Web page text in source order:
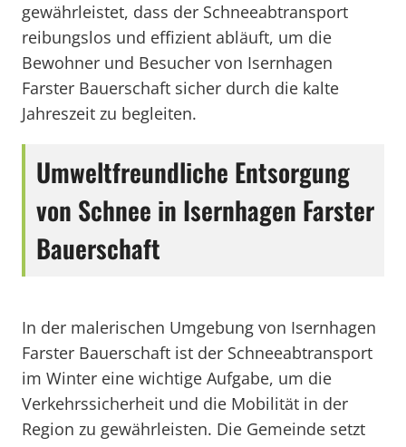
gewährleistet, dass der Schneeabtransport
reibungslos und effizient abläuft, um die
Bewohner und Besucher von Isernhagen
Farster Bauerschaft sicher durch die kalte
Jahreszeit zu begleiten.
Umweltfreundliche Entsorgung
von Schnee in Isernhagen Farster
Bauerschaft
In der malerischen Umgebung von Isernhagen
Farster Bauerschaft ist der Schneeabtransport
im Winter eine wichtige Aufgabe, um die
Verkehrssicherheit und die Mobilität in der
Region zu gewährleisten. Die Gemeinde setzt